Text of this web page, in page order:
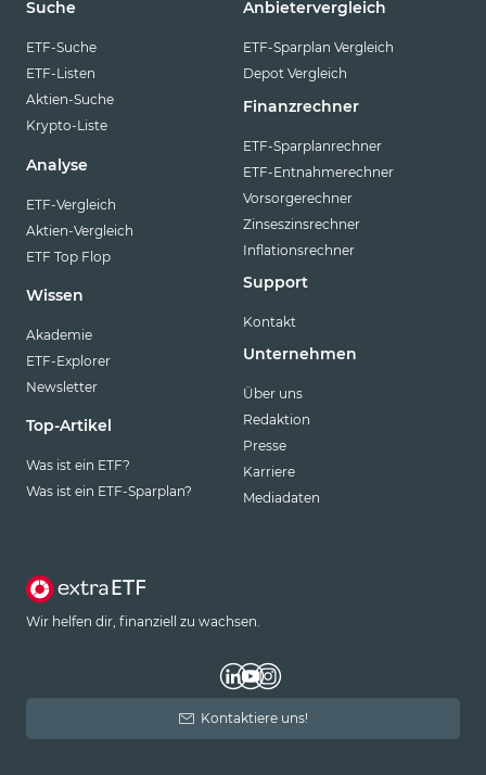
Suche
ETF-Suche
ETF-Listen
Aktien-Suche
Krypto-Liste
Analyse
ETF-Vergleich
Aktien-Vergleich
ETF Top Flop
Wissen
Akademie
ETF-Explorer
Newsletter
Top-Artikel
Was ist ein ETF?
Was ist ein ETF-Sparplan?
Anbietervergleich
ETF-Sparplan Vergleich
Depot Vergleich
Finanzrechner
ETF-Sparplanrechner
ETF-Entnahmerechner
Vorsorgerechner
Zinseszinsrechner
Inflationsrechner
Support
Kontakt
Unternehmen
Über uns
Redaktion
Presse
Karriere
Mediadaten
Wir helfen dir, finanziell zu wachsen.
Kontaktiere uns!